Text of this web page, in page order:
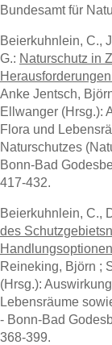
Bundesamt für
Beierkuhnlein, C.,
G.: Naturschutz in
Anke Jentsch,
Ellwanger (Hrsg.):
Flora und
Naturschutzes
Bonn-Bad
417-432.
Beierkuhnlein, C.,
des
Handlungsoptionen
Reineking, Björn ;
(Hrsg.):
Lebensräume
- Bonn-Bad
368-399.